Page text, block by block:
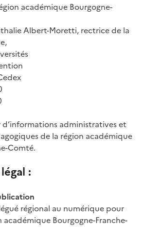
académique Bourgogne-
Albert-Moretti, rectrice de la
d’informations administratives et
de la région académique
Comté.
:
régional au numérique pour
académique Bourgogne-Franche-